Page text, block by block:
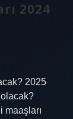
2024
2025
olacak?
maaşları